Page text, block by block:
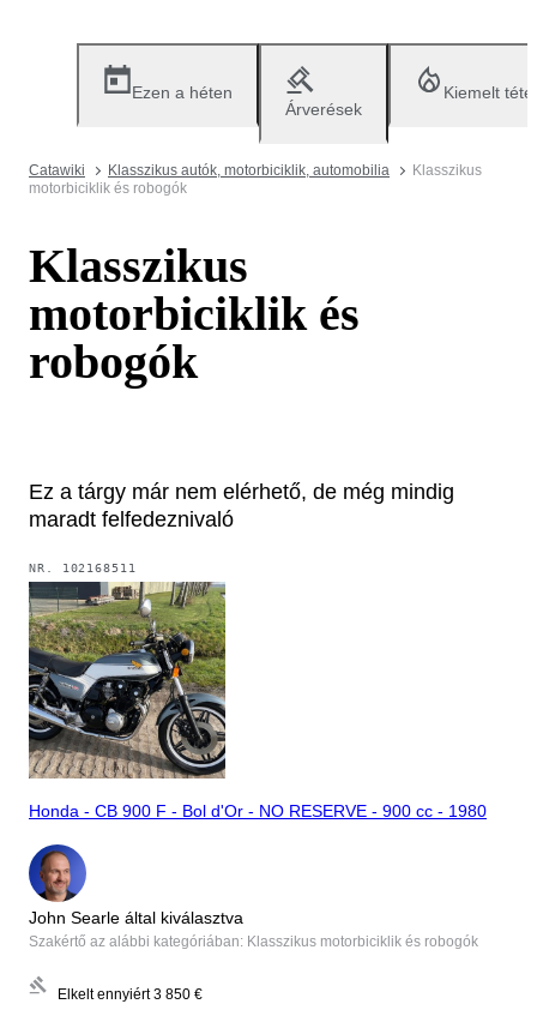
Ezen a héten
Árverések
Kiemelt
Catawiki Klasszikus autók, motorbiciklik, automobilia
Klasszikus
motorbiciklik és robogók
Klasszikus
motorbiciklik és
robogók
Ez a tárgy már nem elérhető, de még mindig
maradt felfedeznivaló
NR. 102168511
Honda - CB 900 F - Bol d'Or - NO RESERVE - 900 cc - 1980
John Searle által kiválasztva
Szakértő az alábbi kategóriában: Klasszikus motorbiciklik és robogók
Elkelt ennyiért 3 850 €